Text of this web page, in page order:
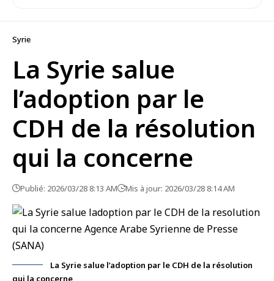
Syrie
La Syrie salue
l’adoption par le
CDH de la résolution
qui la concerne
Publié: 2026/03/28 8:13 AM Mis à jour: 2026/03/28 8:14 AM
La Syrie salue l’adoption par le CDH de la résolution
qui la concerne